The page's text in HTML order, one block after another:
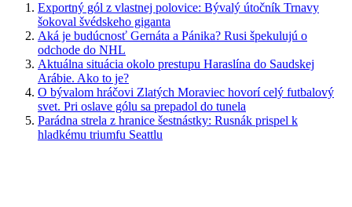
Exportný gól z vlastnej polovice: Bývalý útočník Trnavy
šokoval švédskeho giganta
Aká je budúcnosť Gernáta a Pánika? Rusi špekulujú o
odchode do NHL
Aktuálna situácia okolo prestupu Haraslína do Saudskej
Arábie. Ako to je?
O bývalom hráčovi Zlatých Moraviec hovorí celý futbalový
svet. Pri oslave gólu sa prepadol do tunela
Parádna strela z hranice šestnástky: Rusnák prispel k
hladkému triumfu Seattlu